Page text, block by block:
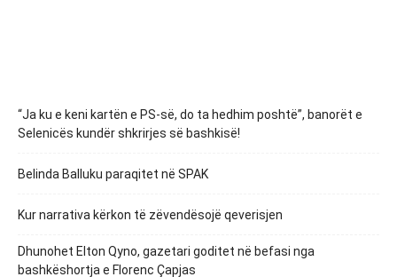
“Ja ku e keni kartën e PS-së, do ta hedhim poshtë”, banorët e
Selenicës kundër shkrirjes së bashkisë!
Belinda Balluku paraqitet në SPAK
Kur narrativa kërkon të zëvendësojë qeverisjen
Dhunohet Elton Qyno, gazetari goditet në befasi nga
bashkëshortja e Florenc Çapjas